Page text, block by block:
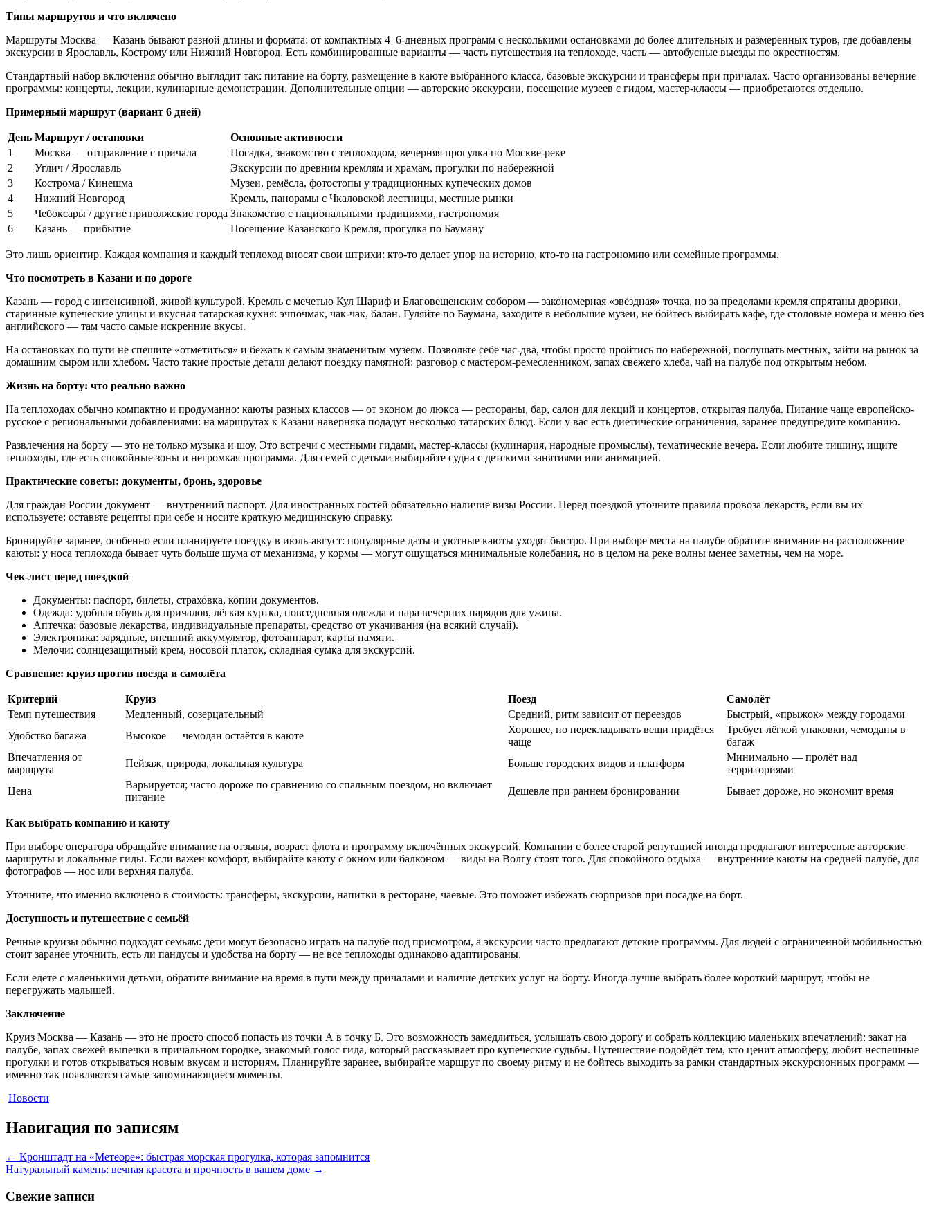
Типы маршрутов и что включено
Маршруты Москва — Казань бывают разной длины и формата: от компактных 4–6-дневных программ с несколькими остановками до более длительных и размеренных туров, где добавлены
экскурсии в Ярославль, Кострому или Нижний Новгород. Есть комбинированные варианты — часть путешествия на теплоходе, часть — автобусные выезды по окрестностям.
Стандартный набор включения обычно выглядит так: питание на борту, размещение в каюте выбранного класса, базовые экскурсии и трансферы при причалах. Часто организованы вечерние
программы: концерты, лекции, кулинарные демонстрации. Дополнительные опции — авторские экскурсии, посещение музеев с гидом, мастер-классы — приобретаются отдельно.
Примерный маршрут (вариант 6 дней)
День Маршрут / остановки
Основные активности
1
Москва — отправление с причала
Посадка, знакомство с теплоходом, вечерняя прогулка по Москве-реке
2
Углич / Ярославль
Экскурсии по древним кремлям и храмам, прогулки по набережной
3
Кострома / Кинешма
Музеи, ремёсла, фотостопы у традиционных купеческих домов
4
Нижний Новгород
Кремль, панорамы с Чкаловской лестницы, местные рынки
5
Чебоксары / другие приволжские города Знакомство с национальными традициями, гастрономия
6
Казань — прибытие Посещение Казанского Кремля, прогулка по Бауману
Это лишь ориентир. Каждая компания и каждый теплоход вносят свои штрихи: кто-то делает упор на историю, кто-то на гастрономию или семейные программы.
Что посмотреть в Казани и по дороге
Казань — город с интенсивной, живой культурой. Кремль с мечетью Кул Шариф и Благовещенским собором — закономерная «звёздная» точка, но за пределами кремля спрятаны дворики,
старинные купеческие улицы и вкусная татарская кухня: эчпочмак, чак-чак, балан. Гуляйте по Баумана, заходите в небольшие музеи, не бойтесь выбирать кафе, где столовые номера и меню без
английского — там часто самые искренние вкусы.
На остановках по пути не спешите «отметиться» и бежать к самым знаменитым музеям. Позвольте себе час-два, чтобы просто пройтись по набережной, послушать местных, зайти на рынок за
домашним сыром или хлебом. Часто такие простые детали делают поездку памятной: разговор с мастером-ремесленником, запах свежего хлеба, чай на палубе под открытым небом.
Жизнь на борту: что реально важно
На теплоходах обычно компактно и продуманно: каюты разных классов — от эконом до люкса — рестораны, бар, салон для лекций и концертов, открытая палуба. Питание чаще европейско-
русское с региональными добавлениями: на маршрутах к Казани наверняка подадут несколько татарских блюд. Если у вас есть диетические ограничения, заранее предупредите компанию.
Развлечения на борту — это не только музыка и шоу. Это встречи с местными гидами, мастер-классы (кулинария, народные промыслы), тематические вечера. Если любите тишину, ищите
теплоходы, где есть спокойные зоны и негромкая программа. Для семей с детьми выбирайте судна с детскими занятиями или анимацией.
Практические советы: документы, бронь, здоровье
Для граждан России документ — внутренний паспорт. Для иностранных гостей обязательно наличие визы России. Перед поездкой уточните правила провоза лекарств, если вы их
используете: оставьте рецепты при себе и носите краткую медицинскую справку.
Бронируйте заранее, особенно если планируете поездку в июль-август: популярные даты и уютные каюты уходят быстро. При выборе места на палубе обратите внимание на расположение
каюты: у носа теплохода бывает чуть больше шума от механизма, у кормы — могут ощущаться минимальные колебания, но в целом на реке волны менее заметны, чем на море.
Чек-лист перед поездкой
Документы: паспорт, билеты, страховка, копии документов.
Одежда: удобная обувь для причалов, лёгкая куртка, повседневная одежда и пара вечерних нарядов для ужина.
Аптечка: базовые лекарства, индивидуальные препараты, средство от укачивания (на всякий случай).
Электроника: зарядные, внешний аккумулятор, фотоаппарат, карты памяти.
Мелочи: солнцезащитный крем, носовой платок, складная сумка для экскурсий.
Сравнение: круиз против поезда и самолёта
Критерий Круиз Поезд
Самолёт
Темп путешествия
Медленный, созерцательный Средний, ритм зависит от переездов
Быстрый, «прыжок» между городами
Удобство багажа
Высокое — чемодан остаётся в каюте
Хорошее, но перекладывать вещи придётся
чаще
Требует лёгкой упаковки, чемоданы в
багаж
Впечатления от
маршрута
Пейзаж, природа, локальная культура Больше городских видов и платформ
Минимально — пролёт над
территориями
Цена
Варьируется; часто дороже по сравнению со спальным поездом, но включает
питание
Дешевле при раннем бронировании Бывает дороже, но экономит время
Как выбрать компанию и каюту
При выборе оператора обращайте внимание на отзывы, возраст флота и программу включённых экскурсий. Компании с более старой репутацией иногда предлагают интересные авторские
маршруты и локальные гиды. Если важен комфорт, выбирайте каюту с окном или балконом — виды на Волгу стоят того. Для спокойного отдыха — внутренние каюты на средней палубе, для
фотографов — нос или верхняя палуба.
Уточните, что именно включено в стоимость: трансферы, экскурсии, напитки в ресторане, чаевые. Это поможет избежать сюрпризов при посадке на борт.
Доступность и путешествие с семьёй
Речные круизы обычно подходят семьям: дети могут безопасно играть на палубе под присмотром, а экскурсии часто предлагают детские программы. Для людей с ограниченной мобильностью
стоит заранее уточнить, есть ли пандусы и удобства на борту — не все теплоходы одинаково адаптированы.
Если едете с маленькими детьми, обратите внимание на время в пути между причалами и наличие детских услуг на борту. Иногда лучше выбрать более короткий маршрут, чтобы не
перегружать малышей.
Заключение
Круиз Москва — Казань — это не просто способ попасть из точки А в точку Б. Это возможность замедлиться, услышать свою дорогу и собрать коллекцию маленьких впечатлений: закат на
палубе, запах свежей выпечки в причальном городке, знакомый голос гида, который рассказывает про купеческие судьбы. Путешествие подойдёт тем, кто ценит атмосферу, любит неспешные
прогулки и готов открываться новым вкусам и историям. Планируйте заранее, выбирайте маршрут по своему ритму и не бойтесь выходить за рамки стандартных экскурсионных программ —
именно так появляются самые запоминающиеся моменты.
Новости
Навигация по записям
← Кронштадт на «Метеоре»: быстрая морская прогулка, которая запомнится
Натуральный камень: вечная красота и прочность в вашем доме →
Свежие записи